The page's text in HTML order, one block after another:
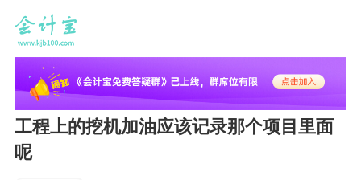
工程上的挖机加油应该记录那个项目里面
呢